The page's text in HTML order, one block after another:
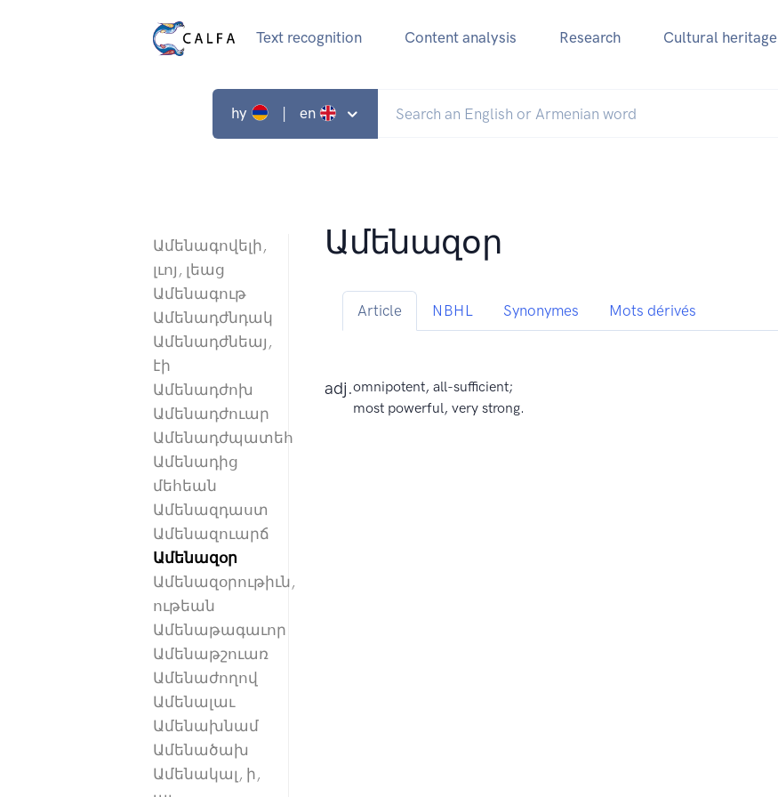
Text recognition Content analysis Research Cultural heritage
hy | en
Ամենագովելի,
լւոյ, լեաց
Ամենագութ
Ամենադժնդակ
Ամենադժնեայ,
էի
Ամենադժոխ
Ամենադժուար
Ամենադժպատեհ
Ամենադից
մեհեան
Ամենազդաստ
Ամենազուարճ
Ամենազօր
Ամենազօրութիւն,
ութեան
Ամենաթագաւոր
Ամենաթշուառ
Ամենաժողով
Ամենալաւ
Ամենախնամ
Ամենածախ
Ամենակալ, ի,
Ամենազօր
Article NBHL Synonymes Mots dérivés
adj.omnipotent, all-sufficient;
most powerful, very strong.